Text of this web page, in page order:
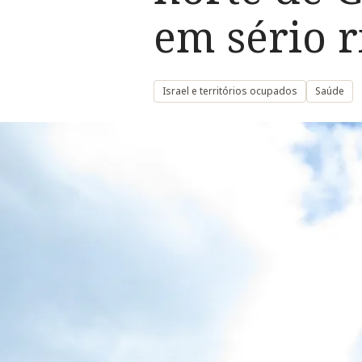
em sério
Israel e territórios ocupados Saúde